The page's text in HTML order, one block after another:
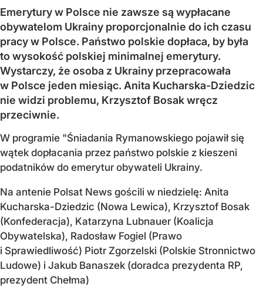
Emerytury w Polsce nie zawsze są wypłacane
obywatelom Ukrainy proporcjonalnie do ich czasu
pracy w Polsce. Państwo polskie dopłaca, by była
to wysokość polskiej minimalnej emerytury.
Wystarczy, że osoba z Ukrainy przepracowała
w Polsce jeden miesiąc. Anita Kucharska-Dziedzic
nie widzi problemu, Krzysztof Bosak wręcz
przeciwnie.
W programie "Śniadania Rymanowskiego pojawił się
wątek dopłacania przez państwo polskie z kieszeni
podatników do emerytur obywateli Ukrainy.
Na antenie Polsat News gościli w niedzielę: Anita
Kucharska-Dziedzic (Nowa Lewica), Krzysztof Bosak
(Konfederacja), Katarzyna Lubnauer (Koalicja
Obywatelska), Radosław Fogiel (Prawo
i Sprawiedliwość) Piotr Zgorzelski (Polskie Stronnictwo
Ludowe) i Jakub Banaszek (doradca prezydenta RP,
prezydent Chełma)